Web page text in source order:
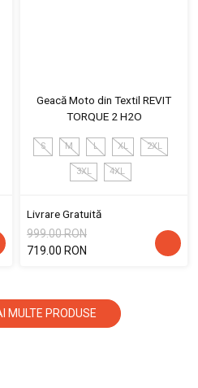
Geacă Moto din Textil REVIT
TORQUE 2 H2O
S M L XL 2XL
3XL 4XL
Livrare Gratuită
999.00 RON
719.00 RON
MULTE PRODUSE